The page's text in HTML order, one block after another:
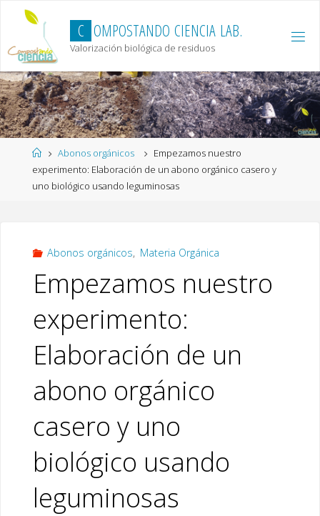
content
C OMPOSTANDO CIENCIA LAB.
Valorización biológica de residuos
HomeAbonos orgánicos
Empezamos nuestro
experimento: Elaboración de un abono orgánico casero y
uno biológico usando leguminosas
Abonos orgánicos, Materia Orgánica
Empezamos nuestro
experimento:
Elaboración de un
abono orgánico
casero y uno
biológico usando
leguminosas